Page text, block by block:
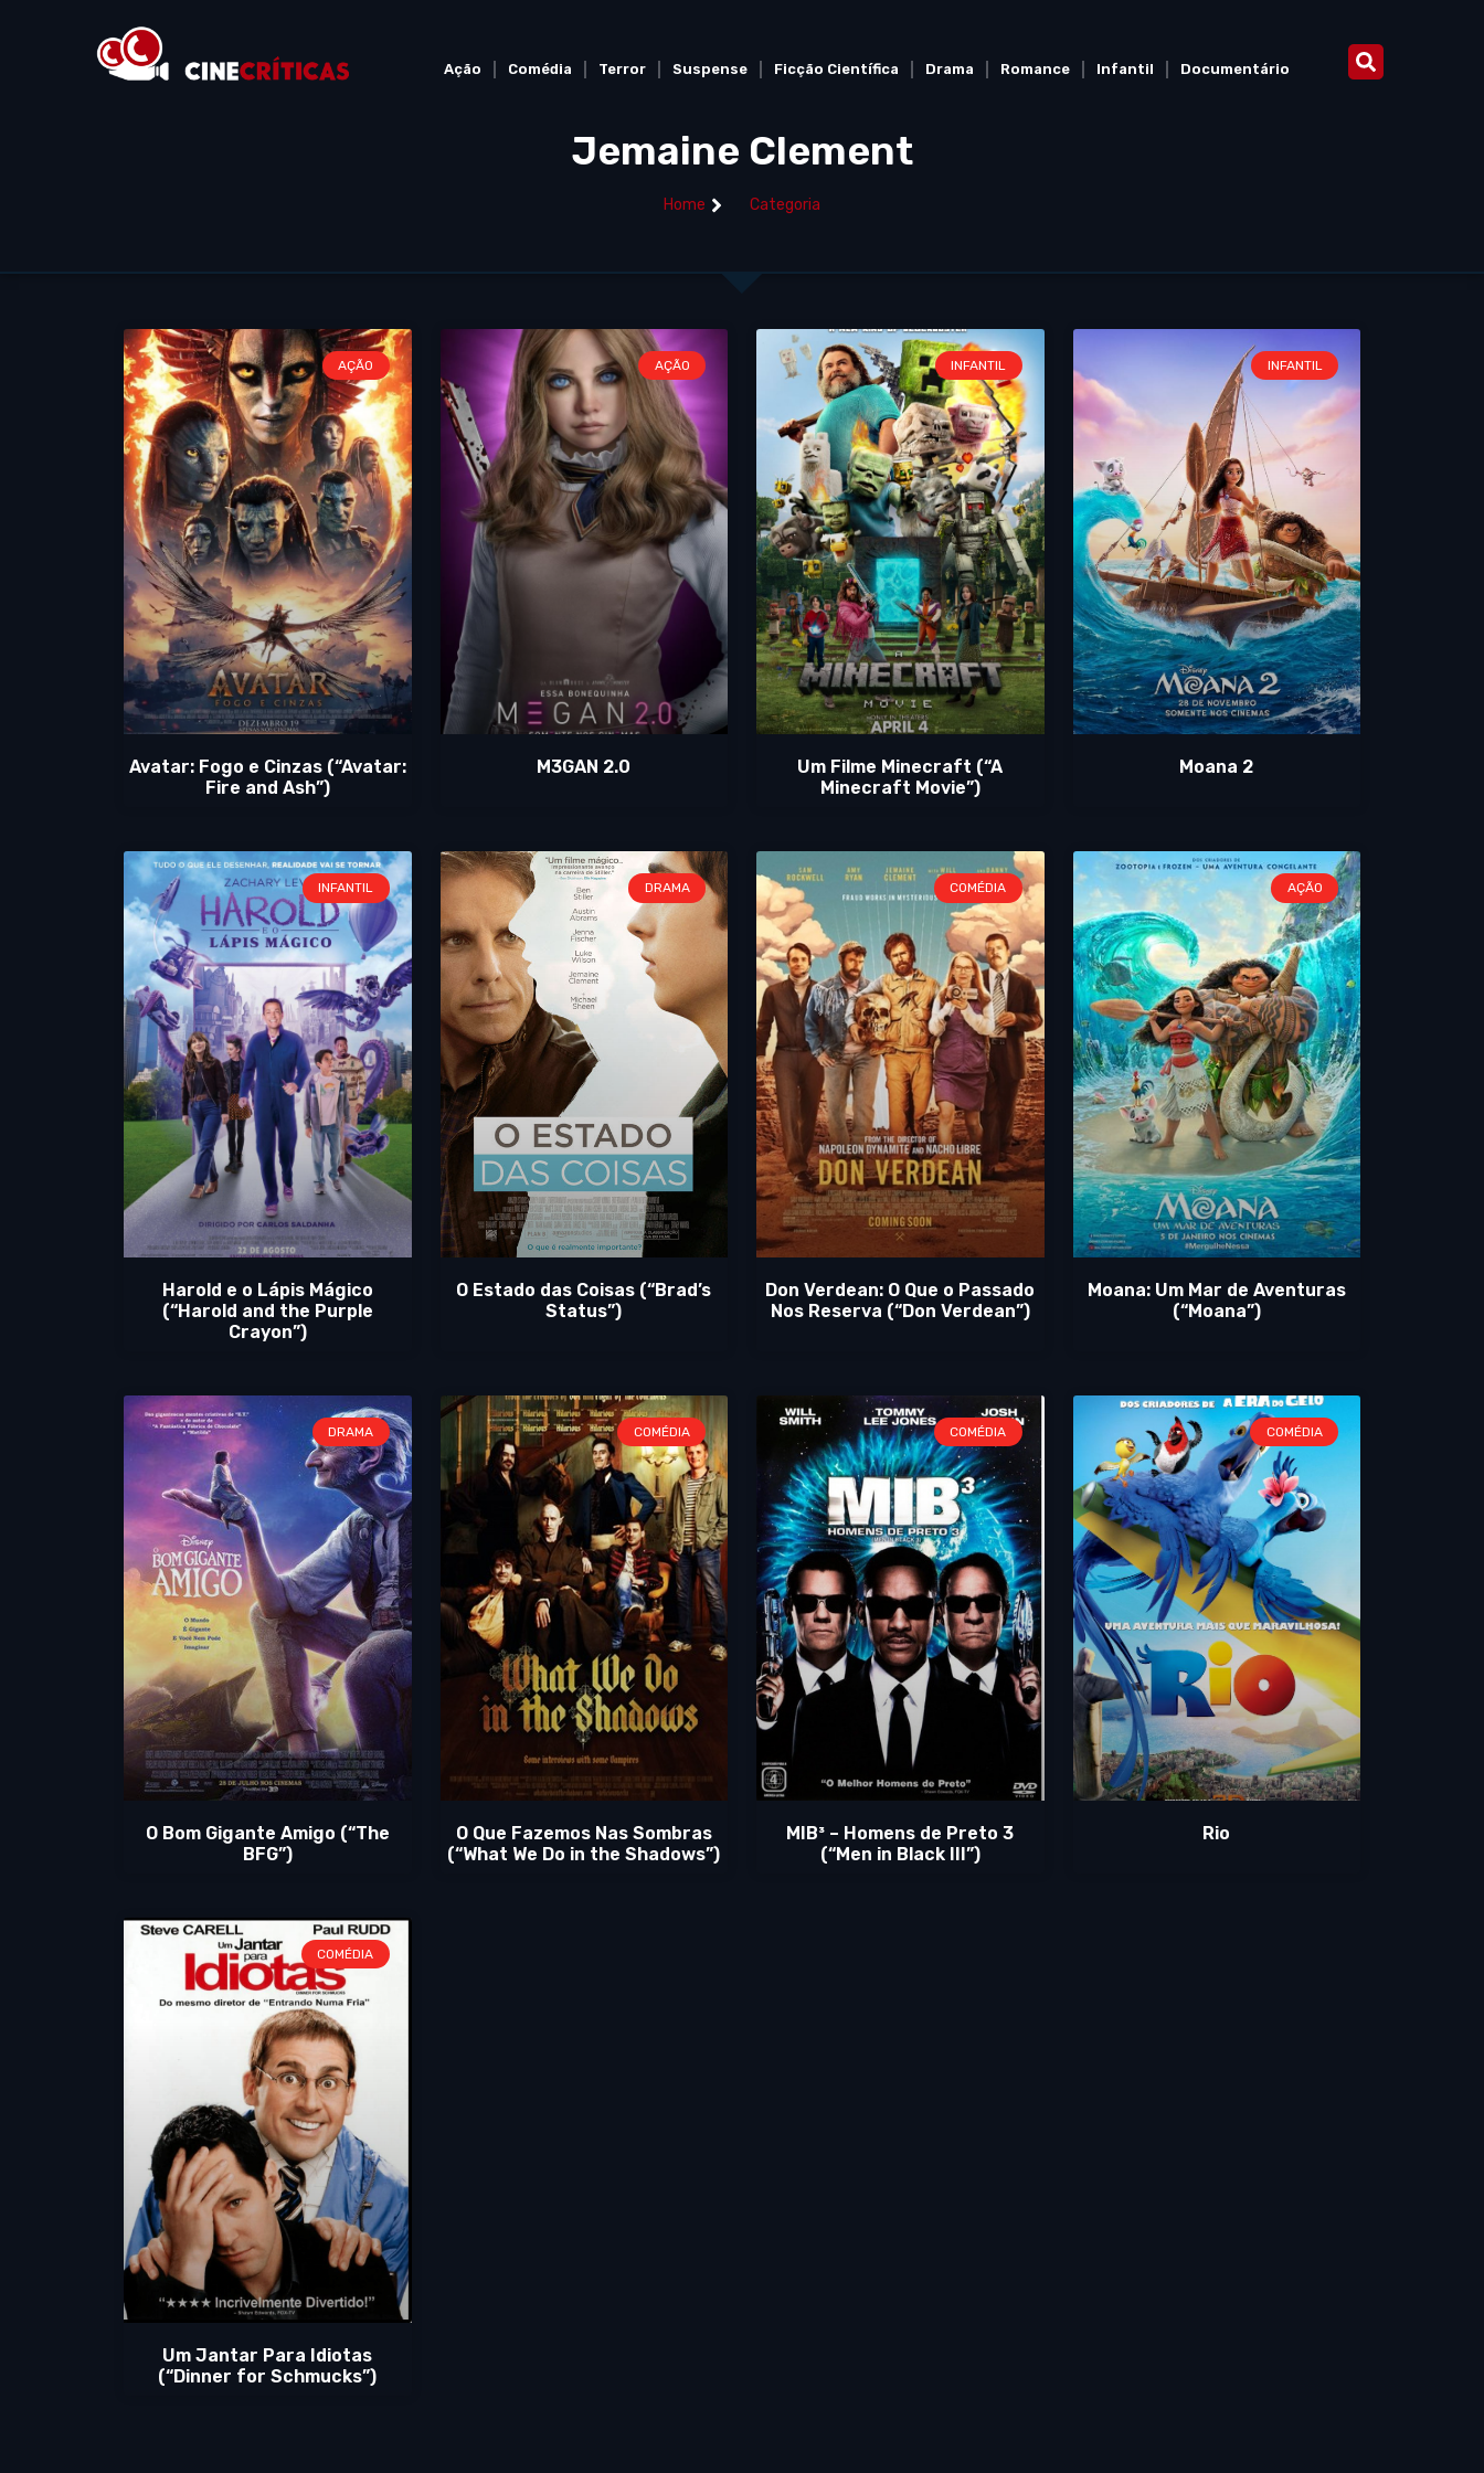
Ação Comédia Terror Suspense Ficção Científica Drama Romance Infantil Documentário
Jemaine Clement
Home Categoria
AÇÃO
Avatar: Fogo e Cinzas (“Avatar:
Fire and Ash”)
AÇÃO
M3GAN 2.0
INFANTIL
Um Filme Minecraft (“A
Minecraft Movie”)
INFANTIL
Moana 2
INFANTIL
Harold e o Lápis Mágico
(“Harold and the Purple
Crayon”)
DRAMA
O Estado das Coisas (“Brad’s
Status”)
COMÉDIA
Don Verdean: O Que o Passado
Nos Reserva (“Don Verdean”)
AÇÃO
Moana: Um Mar de Aventuras
(“Moana”)
DRAMA
O Bom Gigante Amigo (“The
BFG”)
COMÉDIA
O Que Fazemos Nas Sombras
(“What We Do in the Shadows”)
COMÉDIA
MIB³ – Homens de Preto 3
(“Men in Black III”)
COMÉDIA
Rio
COMÉDIA
Um Jantar Para Idiotas
(“Dinner for Schmucks”)